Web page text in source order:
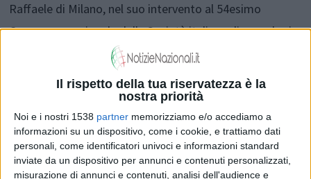
Il rispetto della tua riservatezza è la
nostra priorità
Noi e i nostri 1538 partner memorizziamo e/o accediamo a
informazioni su un dispositivo, come i cookie, e trattiamo dati
personali, come identificatori univoci e informazioni standard
inviate da un dispositivo per annunci e contenuti personalizzati,
misurazione di annunci e contenuti, analisi dell'audience e
Raffaele di Milano, nel suo intervento al 54esimo
Congresso nazionale della Società italiana di neurologia
Il trattamento della Sm "rappresenta uno scenario in
rapida e costante evoluzione, con nuove molecole in
diverse fasi di sperimentazione e altre in fase di
valutazione da parte delle autorità regolatorie. Negli